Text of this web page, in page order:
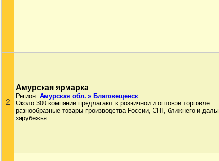
2
Амурская ярмарка
Регион: Амурская обл. » Благовещенск
Около 300 компаний предлагают к розничной и оптовой торговле
разнообразные товары производства России, СНГ, ближнего и
зарубежья.